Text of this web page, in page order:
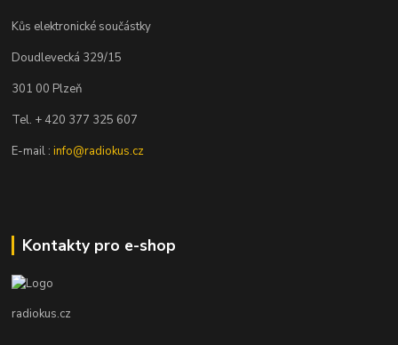
Kůs elektronické součástky
Doudlevecká 329/15
301 00 Plzeň
Tel. + 420 377 325 607
E-mail :info@radiokus.cz
Kontakty pro e-shop
radiokus.cz